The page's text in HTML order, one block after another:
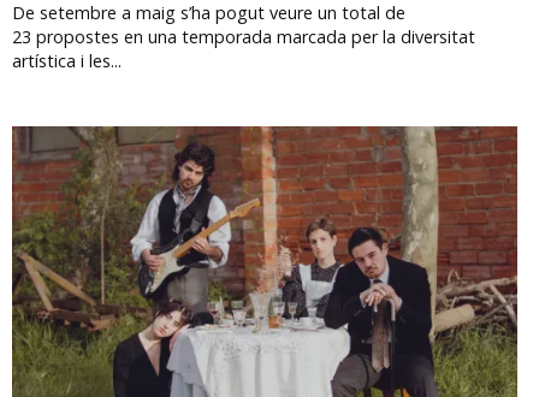
De setembre a maig s’ha pogut veure un total de
23 propostes en una temporada marcada per la diversitat
artística i les...